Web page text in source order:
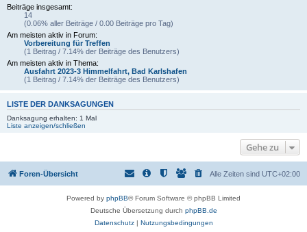
Beiträge insgesamt:
14
(0.06% aller Beiträge / 0.00 Beiträge pro Tag)
Am meisten aktiv in Forum:
Vorbereitung für Treffen
(1 Beitrag / 7.14% der Beiträge des Benutzers)
Am meisten aktiv in Thema:
Ausfahrt 2023-3 Himmelfahrt, Bad Karlshafen
(1 Beitrag / 7.14% der Beiträge des Benutzers)
LISTE DER DANKSAGUNGEN
Danksagung erhalten: 1 Mal
Liste anzeigen/schließen
Gehe zu
Foren-Übersicht Alle Zeiten sind UTC+02:00
Powered by phpBB® Forum Software © phpBB Limited
Deutsche Übersetzung durch phpBB.de
Datenschutz| Nutzungsbedingungen